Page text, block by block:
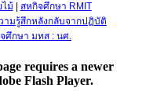
ม้
สหกิจศึกษา RMIT
ามรู้สึกหลังกลับจากปฏิบัติ
ศึกษา มทส : นศ.
requires a newer
Flash Player.